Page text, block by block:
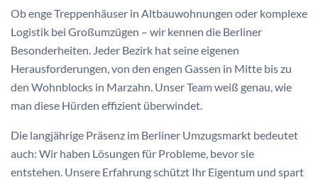
Ob enge Treppenhäuser in Altbauwohnungen oder komplexe
Logistik bei Großumzügen – wir kennen die Berliner
Besonderheiten. Jeder Bezirk hat seine eigenen
Herausforderungen, von den engen Gassen in Mitte bis zu
den Wohnblocks in Marzahn. Unser Team weiß genau, wie
man diese Hürden effizient überwindet.
Die langjährige Präsenz im Berliner Umzugsmarkt bedeutet
auch: Wir haben Lösungen für Probleme, bevor sie
entstehen. Unsere Erfahrung schützt Ihr Eigentum und spart